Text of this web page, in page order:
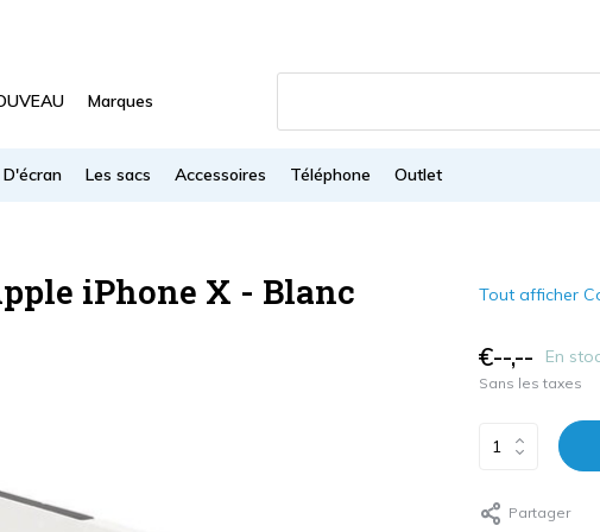
Marques
Les sacs Accessoires Téléphone Outlet
iPhone X - Blanc
Tout afficher
€--,-- En
Sans les taxes
Partager